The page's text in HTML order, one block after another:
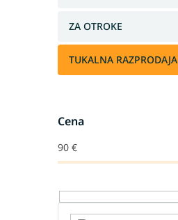
ZA OTROKE
TUKALNA RAZPRODAJA
Cena
90 €